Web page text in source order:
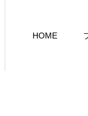
HOME